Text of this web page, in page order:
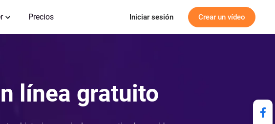
Precios Iniciar sesión Crear un vídeo
línea gratuito